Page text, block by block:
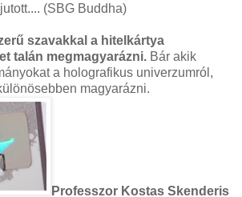
(SBG Buddha)
szavakkal a hitelkártya
talán megmagyarázni. Bár akik
a holografikus univerzumról,
magyarázni.
Professzor Kostas Skenderis